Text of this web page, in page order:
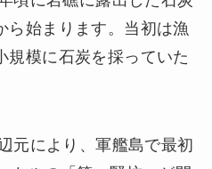
ら始まります。当初は漁
規模に石炭を採っていた
元により、軍艦島で最初